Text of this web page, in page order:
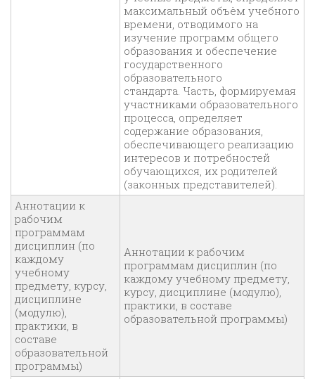
максимальный объём учебного
времени, отводимого на
изучение программ общего
образования и обеспечение
государственного
образовательного
стандарта. Часть, формируемая
участниками образовательного
процесса, определяет
содержание образования,
обеспечивающего реализацию
интересов и потребностей
обучающихся, их родителей
(законных представителей).
Аннотации к
рабочим
программам
дисциплин (по
каждому
учебному
предмету, курсу,
дисциплине
(модулю),
практики, в
составе
образовательной
программы)
Аннотации к рабочим
программам дисциплин (по
каждому учебному предмету,
курсу, дисциплине (модулю),
практики, в составе
образовательной программы)